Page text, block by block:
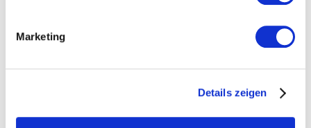
Marketing
Details zeigen
Installers